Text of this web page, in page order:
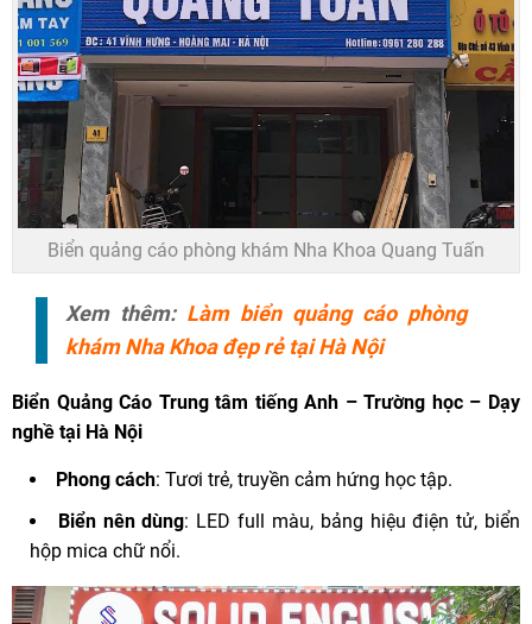
Biển quảng cáo phòng khám Nha Khoa Quang Tuấn
Xem thêm: Làm biển quảng cáo phòng
khám Nha Khoa đẹp rẻ tại Hà Nội
Biển Quảng Cáo Trung tâm tiếng Anh – Trường học – Dạy
nghề tại Hà Nội
Phong cách: Tươi trẻ, truyền cảm hứng học tập.
Biển nên dùng: LED full màu, bảng hiệu điện tử, biển
hộp mica chữ nổi.